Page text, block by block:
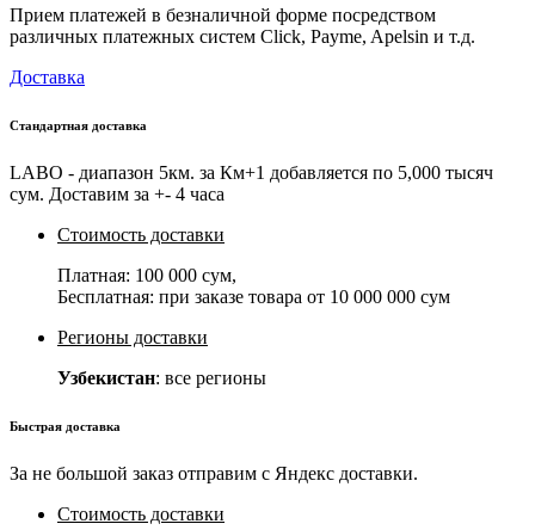
Прием платежей в безналичной форме посредством
различных платежных систем Click, Payme, Apelsin и т.д.
Доставка
Стандартная доставка
LABO - диапазон 5км. за Км+1 добавляется по 5,000 тысяч
сум. Доставим за +- 4 часа
Стоимость доставки
Платная: 100 000 сум,
Бесплатная: при заказе товара от 10 000 000 сум
Регионы доставки
Узбекистан: все регионы
Быстрая доставка
За не большой заказ отправим с Яндекс доставки.
Стоимость доставки